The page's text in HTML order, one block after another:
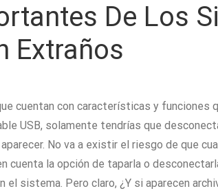
De Los
Extraños
cuentan con características y funciones
USB, solamente tendrías que
No va a existir el riesgo de que
cuenta la opción de taparla o
el sistema. Pero claro, ¿Y si aparecen